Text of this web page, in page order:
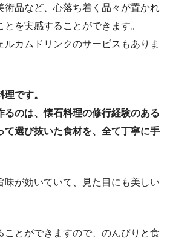
術品など、心落ち着く品々が置かれ
を実感することができます。
ルカムドリンクのサービスもありま
です。
るのは、懐石料理の修行経験のある
て選び抜いた食材を、全て丁寧に手
味が効いていて、見た目にも美しい
ことができますので、のんびりと食